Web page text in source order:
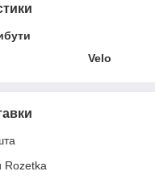
Velo
Rozetka